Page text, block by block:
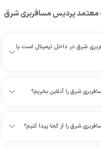
مسافربري شرق در داخل ترمینال است یا